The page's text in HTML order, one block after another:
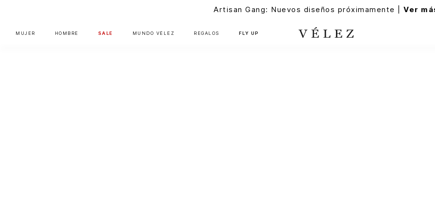
Artisan Gang: Nuevos diseños próximamente |Ver
MUJER HOMBRE SALE MUNDO VÉLEZ REGALOS FLY UP